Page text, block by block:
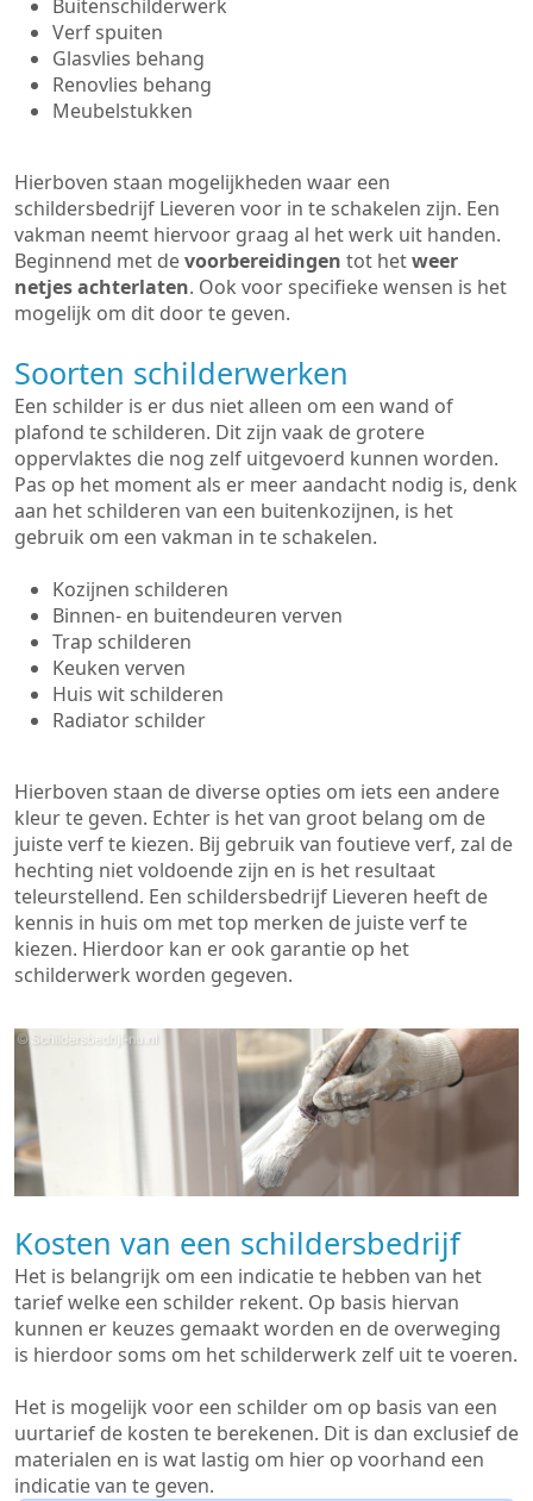
Buitenschilderwerk
Verf spuiten
Glasvlies behang
Renovlies behang
Meubelstukken
Hierboven staan mogelijkheden waar een
schildersbedrijf Lieveren voor in te schakelen zijn. Een
vakman neemt hiervoor graag al het werk uit handen.
Beginnend met devoorbereidingen tot hetweer
netjes achterlaten. Ook voor specifieke wensen is het
mogelijk om dit door te geven.
Soorten schilderwerken
Een schilder is er dus niet alleen om een wand of
plafond te schilderen. Dit zijn vaak de grotere
oppervlaktes die nog zelf uitgevoerd kunnen worden.
Pas op het moment als er meer aandacht nodig is, denk
aan het schilderen van een buitenkozijnen, is het
gebruik om een vakman in te schakelen.
Kozijnen schilderen
Binnen- en buitendeuren verven
Trap schilderen
Keuken verven
Huis wit schilderen
Radiator schilder
Hierboven staan de diverse opties om iets een andere
kleur te geven. Echter is het van groot belang om de
juiste verf te kiezen. Bij gebruik van foutieve verf, zal de
hechting niet voldoende zijn en is het resultaat
teleurstellend. Een schildersbedrijf Lieveren heeft de
kennis in huis om met top merken de juiste verf te
kiezen. Hierdoor kan er ook garantie op het
schilderwerk worden gegeven.
Kosten van een schildersbedrijf
Het is belangrijk om een indicatie te hebben van het
tarief welke een schilder rekent. Op basis hiervan
kunnen er keuzes gemaakt worden en de overweging
is hierdoor soms om het schilderwerk zelf uit te voeren.
Het is mogelijk voor een schilder om op basis van een
uurtarief de kosten te berekenen. Dit is dan exclusief de
materialen en is wat lastig om hier op voorhand een
indicatie van te geven.